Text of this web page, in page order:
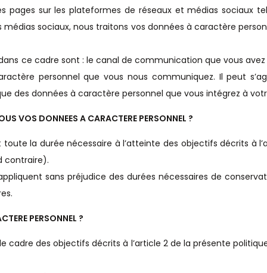
pages sur les plateformes de réseaux et médias sociaux
sociaux, nous traitons vos données à caractère
ce cadre sont : le canal de communication que vous
personnel que vous nous communiquez. Il peut
des données à caractère personnel que vous intégrez à
VOS DONNEES A CARACTERE PERSONNEL ?
la durée nécessaire à l’atteinte des objectifs décrits à
contraire).
sans préjudice des durées nécessaires de
PERSONNEL ?
cadre des objectifs décrits à l’article 2 de la présente